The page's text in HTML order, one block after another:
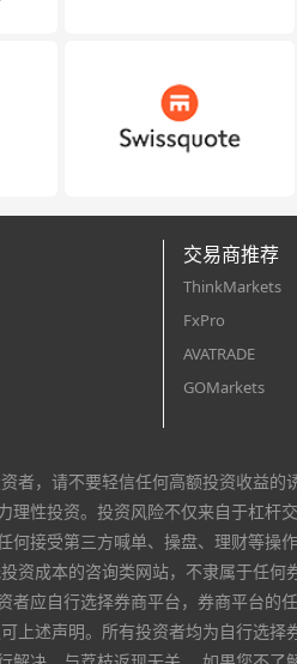
交易商推荐
ThinkMarkets
FxPro
AVATRADE
GOMarkets
者，请不要轻信任何高额投资收益
理性投资。投资风险不仅来自于杠
接受第三方喊单、操盘、理财等操
资成本的咨询类网站，不隶属于任
应自行选择券商平台，券商平台的
上述声明。所有投资者均为自行选